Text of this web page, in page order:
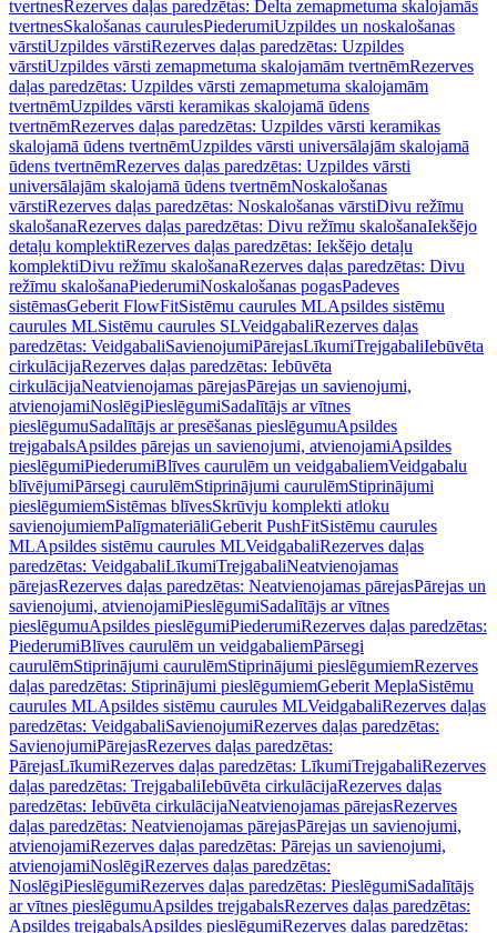
tvertnesRezerves daļas paredzētas: Delta zemapmetuma skalojamās
tvertnesSkalošanas caurulesPiederumiUzpildes un noskalošanas
vārstiUzpildes vārstiRezerves daļas paredzētas: Uzpildes
vārstiUzpildes vārsti zemapmetuma skalojamām tvertnēmRezerves
daļas paredzētas: Uzpildes vārsti zemapmetuma skalojamām
tvertnēmUzpildes vārsti keramikas skalojamā ūdens
tvertnēmRezerves daļas paredzētas: Uzpildes vārsti keramikas
skalojamā ūdens tvertnēmUzpildes vārsti universālajām skalojamā
ūdens tvertnēmRezerves daļas paredzētas: Uzpildes vārsti
universālajām skalojamā ūdens tvertnēmNoskalošanas
vārstiRezerves daļas paredzētas: Noskalošanas vārstiDivu režīmu
skalošanaRezerves daļas paredzētas: Divu režīmu skalošanaIekšējo
detaļu komplektiRezerves daļas paredzētas: Iekšējo detaļu
komplektiDivu režīmu skalošanaRezerves daļas paredzētas: Divu
režīmu skalošanaPiederumiNoskalošanas pogasPadeves
sistēmasGeberit FlowFitSistēmu caurules MLApsildes sistēmu
caurules MLSistēmu caurules SLVeidgabaliRezerves daļas
paredzētas: VeidgabaliSavienojumiPārejasLīkumiTrejgabaliIebūvēta
cirkulācijaRezerves daļas paredzētas: Iebūvēta
cirkulācijaNeatvienojamas pārejasPārejas un savienojumi,
atvienojamiNoslēgiPieslēgumiSadalītājs ar vītnes
pieslēgumuSadalītājs ar presēšanas pieslēgumuApsildes
trejgabalsApsildes pārejas un savienojumi, atvienojamiApsildes
pieslēgumiPiederumiBlīves caurulēm un veidgabaliemVeidgabalu
blīvējumiPārsegi caurulēmStiprinājumi caurulēmStiprinājumi
pieslēgumiemSistēmas blīvesSkrūvju komplekti atloku
savienojumiemPalīgmateriāliGeberit PushFitSistēmu caurules
MLApsildes sistēmu caurules MLVeidgabaliRezerves daļas
paredzētas: VeidgabaliLīkumiTrejgabaliNeatvienojamas
pārejasRezerves daļas paredzētas: Neatvienojamas pārejasPārejas un
savienojumi, atvienojamiPieslēgumiSadalītājs ar vītnes
pieslēgumuApsildes pieslēgumiPiederumiRezerves daļas paredzētas:
PiederumiBlīves caurulēm un veidgabaliemPārsegi
caurulēmStiprinājumi caurulēmStiprinājumi pieslēgumiemRezerves
daļas paredzētas: Stiprinājumi pieslēgumiemGeberit MeplaSistēmu
caurules MLApsildes sistēmu caurules MLVeidgabaliRezerves daļas
paredzētas: VeidgabaliSavienojumiRezerves daļas paredzētas:
SavienojumiPārejasRezerves daļas paredzētas:
PārejasLīkumiRezerves daļas paredzētas: LīkumiTrejgabaliRezerves
daļas paredzētas: TrejgabaliIebūvēta cirkulācijaRezerves daļas
paredzētas: Iebūvēta cirkulācijaNeatvienojamas pārejasRezerves
daļas paredzētas: Neatvienojamas pārejasPārejas un savienojumi,
atvienojamiRezerves daļas paredzētas: Pārejas un savienojumi,
atvienojamiNoslēgiRezerves daļas paredzētas:
NoslēgiPieslēgumiRezerves daļas paredzētas: PieslēgumiSadalītājs
ar vītnes pieslēgumuApsildes trejgabalsRezerves daļas paredzētas:
Apsildes trejgabalsApsildes pieslēgumiRezerves daļas paredzētas: